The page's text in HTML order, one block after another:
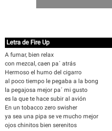
Letra de Fire Up
A fumar, bien relax
con mezcal, caen pa´ atrás
Hermoso el humo del cigarro
al poco tiempo le pegaba a la bong
la pegajosa mejor pa´ mi gusto
es la que te hace subir al avión
En un tobacco zero swisher
ya sea una pipa se ve mucho mejor
ojos chinitos bien serenitos